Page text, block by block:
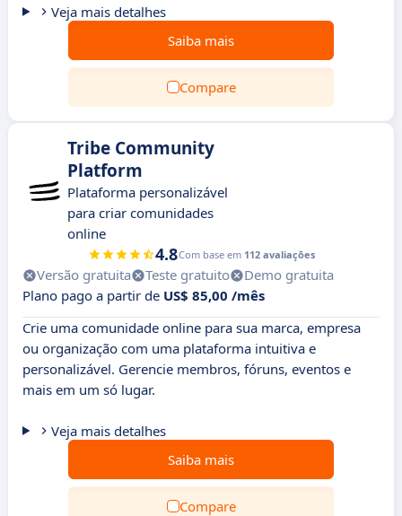
Veja mais detalhes
Saiba mais
Compare
Tribe Community
Platform
Plataforma personalizável
para criar comunidades
online
4.8Com base em 112 avaliações
Versão gratuita Teste gratuito
Demo gratuita
Plano pago a partir de US$ 85,00 /mês
Crie uma comunidade online para sua marca, empresa
ou organização com uma plataforma intuitiva e
personalizável. Gerencie membros, fóruns, eventos e
mais em um só lugar.
Veja mais detalhes
Saiba mais
Compare